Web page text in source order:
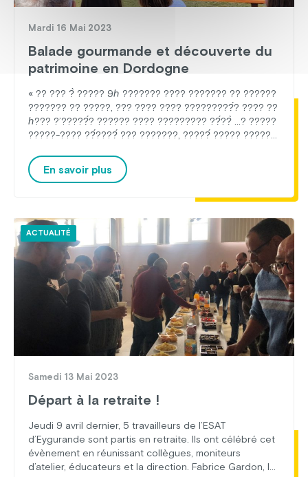
Mardi 16 Mai 2023
Balade gourmande et découverte du
patrimoine en Dordogne
« ?? ??? ?̀ ????? 9ℎ ??????? ???? ??????? ?? ??????
??????? ?? ?????, ??? ???? ???? ?????????́? ???? ??
ℎ??? ?’?????́? ?????? ???? ????????? ??́??̀ …? ?????
?????-???? ??́????́ ??? ???????, ?????́ ????? ?????
??????, ??? ??????? ?? ???????. ??̂?? ??, ????
????????, ?’?????????? ??̂? ?????????́ ?̀ ?????????
En savoir plus
ACTUALITÉ
Samedi 13 Mai 2023
Départ à la retraite !
Jeudi 9 avril dernier, 5 travailleurs de l’ESAT
d’Eygurande sont partis en retraite. Ils ont célébré cet
évènement en réunissant collègues, moniteurs
d’atelier, éducateurs et la direction. Fabrice Gardon, le